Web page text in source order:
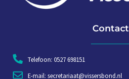
Contact
Telefoon: 0527 698151
E-mail: secretariaat@vissersbond.nl